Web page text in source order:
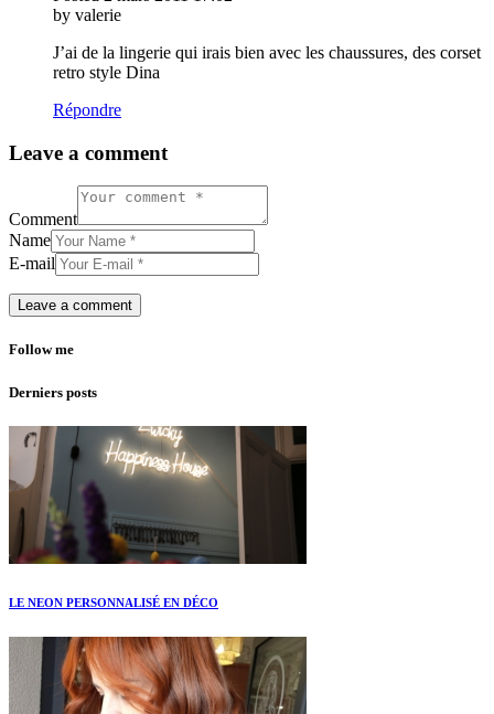
by valerie
J’ai de la lingerie qui irais bien avec les chaussures, des corset
retro style Dina
Répondre
Leave a comment
Comment
Name
E-mail
Follow me
Derniers posts
LE NEON PERSONNALISÉ EN DÉCO